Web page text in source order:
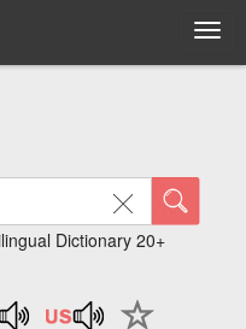
Dictionary 20+